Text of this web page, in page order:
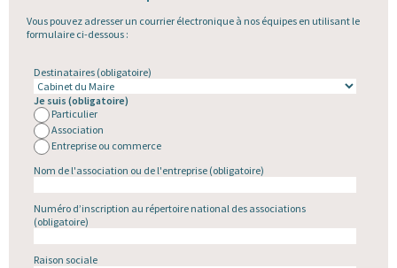
Vous pouvez adresser un courrier électronique à nos équipes en utilisant le
formulaire ci-dessous :
Destinataires(obligatoire)
Je suis (obligatoire)
Particulier
Association
Entreprise ou commerce
Nom de l'association ou de l'entreprise(obligatoire)
Numéro d’inscription au répertoire national des associations
(obligatoire)
Raison sociale